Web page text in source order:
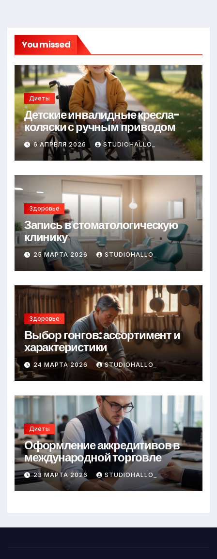
You missed
Диеты
Детские инвалидные кресла-
коляски с ручным приводом
6 АПРЕЛЯ 2026 STUDIOHALLO_
Здоровье
Запись в стоматологическую
клинику
25 МАРТА 2026 STUDIOHALLO_
Здоровье
Выбор гонгов: ассортимент и
характеристики
24 МАРТА 2026 STUDIOHALLO_
Диеты
Оформление аккредитивов в
международной торговле
23 МАРТА 2026 STUDIOHALLO_